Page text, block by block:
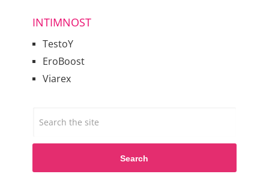
INTIMNOST
TestoY
EroBoost
Viarex
Search